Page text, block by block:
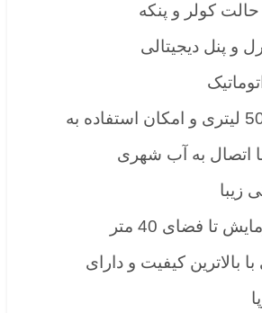
حالت کولر و پنکه
و پنل دیجیتالی
دارای مخزن آب 50 لیتری و امکان استفاده به
اتصال به آب شهری
زیبا
تا فضای 40 متر
بالاترین کیفیت و دارای